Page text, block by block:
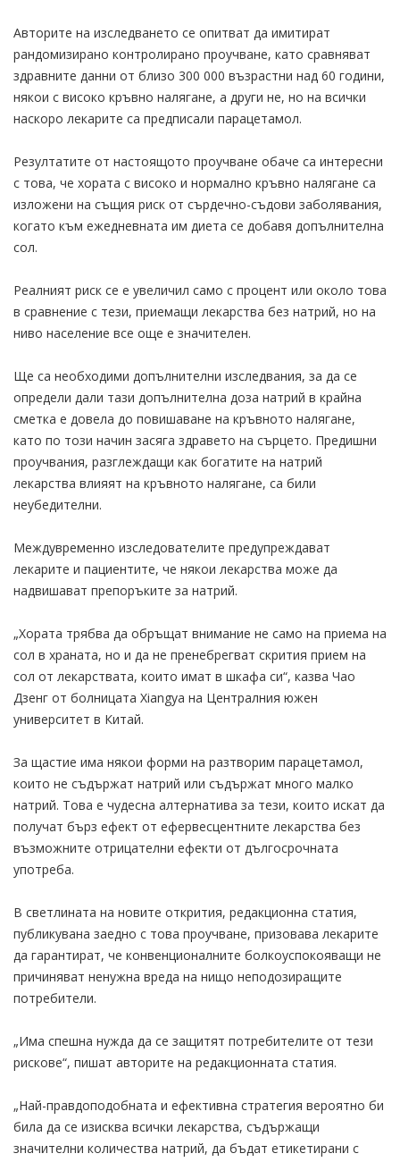
Авторите на изследването се опитват да имитират
рандомизирано контролирано проучване, като сравняват
здравните данни от близо 300 000 възрастни над 60 години,
някои с високо кръвно налягане, а други не, но на всички
наскоро лекарите са предписали парацетамол.
Резултатите от настоящото проучване обаче са интересни
с това, че хората с високо и нормално кръвно налягане са
изложени на същия риск от сърдечно-съдови заболявания,
когато към ежедневната им диета се добавя допълнителна
сол.
Реалният риск се е увеличил само с процент или около това
в сравнение с тези, приемащи лекарства без натрий, но на
ниво население все още е значителен.
Ще са необходими допълнителни изследвания, за да се
определи дали тази допълнителна доза натрий в крайна
сметка е довела до повишаване на кръвното налягане,
като по този начин засяга здравето на сърцето. Предишни
проучвания, разглеждащи как богатите на натрий
лекарства влияят на кръвното налягане, са били
неубедителни.
Междувременно изследователите предупреждават
лекарите и пациентите, че някои лекарства може да
надвишават препоръките за натрий.
„Хората трябва да обръщат внимание не само на приема на
сол в храната, но и да не пренебрегват скрития прием на
сол от лекарствата, които имат в шкафа си“, казва Чао
Дзенг от болницата Xiangya на Централния южен
университет в Китай.
За щастие има някои форми на разтворим парацетамол,
които не съдържат натрий или съдържат много малко
натрий. Това е чудесна алтернатива за тези, които искат да
получат бърз ефект от ефервесцентните лекарства без
възможните отрицателни ефекти от дългосрочната
употреба.
В светлината на новите открития, редакционна статия,
публикувана заедно с това проучване, призовава лекарите
да гарантират, че конвенционалните болкоуспокояващи не
причиняват ненужна вреда на нищо неподозиращите
потребители.
„Има спешна нужда да се защитят потребителите от тези
рискове“, пишат авторите на редакционната статия.
„Най-правдоподобната и ефективна стратегия вероятно би
била да се изисква всички лекарства, съдържащи
значителни количества натрий, да бъдат етикетирани с